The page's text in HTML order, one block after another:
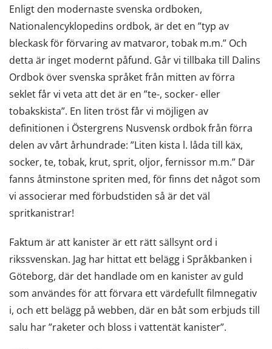
Enligt den modernaste svenska ordboken,
Nationalencyklopedins ordbok, är det en ”typ av
bleckask för förvaring av matvaror, tobak m.m.” Och
detta är inget modernt påfund. Går vi tillbaka till Dalins
Ordbok över svenska språket från mitten av förra
seklet får vi veta att det är en ”te-, socker- eller
tobakskista”. En liten tröst får vi möjligen av
definitionen i Östergrens Nusvensk ordbok från förra
delen av vårt århundrade: ”Liten kista l. låda till käx,
socker, te, tobak, krut, sprit, oljor, fernissor m.m.” Där
fanns åtminstone spriten med, för finns det något som
vi associerar med förbudstiden så är det väl
spritkanistrar!
Faktum är att kanister är ett rätt sällsynt ord i
rikssvenskan. Jag har hittat ett belägg i Språkbanken i
Göteborg, där det handlade om en kanister av guld
som användes för att förvara ett värdefullt filmnegativ
i, och ett belägg på webben, där en båt som erbjuds till
salu har ”raketer och bloss i vattentät kanister”.